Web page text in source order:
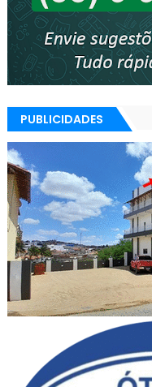
PUBLICIDADES